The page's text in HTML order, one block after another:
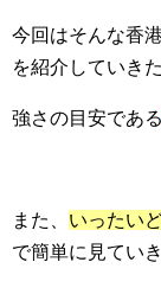
今回はそんな香
を紹介していき
強さの目安である
また、 いったい
で簡単に見てい